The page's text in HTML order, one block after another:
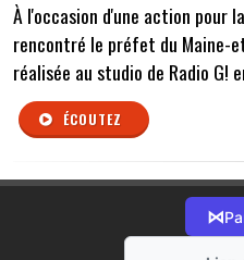
À l'occasion d'une action pour
rencontré le préfet du Maine-
réalisée au studio de Radio G!
ÉCOUTEZ
⋈